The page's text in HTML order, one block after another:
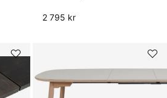
2 795 kr